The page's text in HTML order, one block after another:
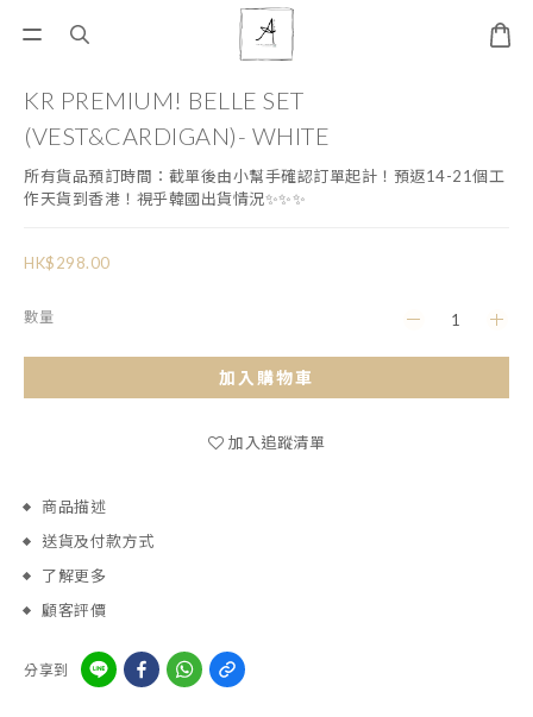
KR PREMIUM! BELLE SET
(VEST&CARDIGAN)- WHITE
所有貨品預訂時間：截單後由小幫手確認訂單起計！預返14-21個工
作天貨到香港！視乎韓國出貨情況✨✨✨
HK$298.00
數量
加入購物車
加入追蹤清單
商品描述
送貨及付款方式
了解更多
顧客評價
分享到